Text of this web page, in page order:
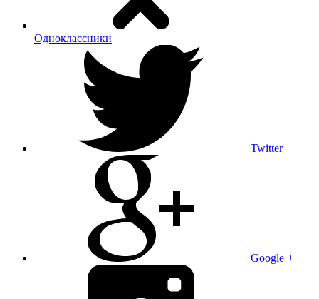
Одноклассники
Twitter
Google +